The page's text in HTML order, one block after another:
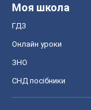
Моя школа
ГДЗ
Онлайн уроки
ЗНО
СНД посібники